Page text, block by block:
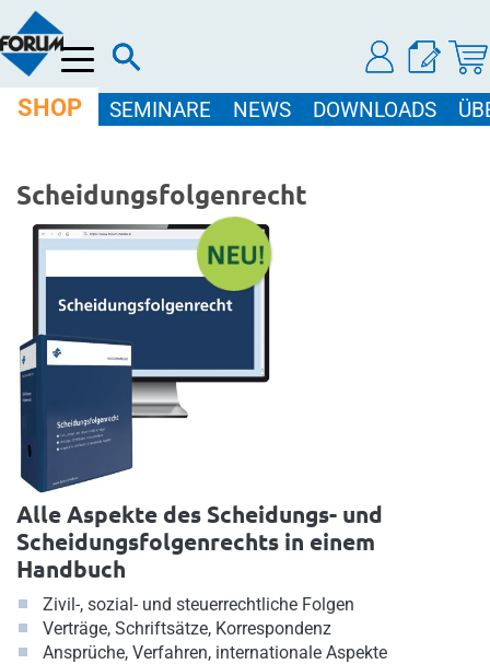
Menü
SHOP SEMINARE NEWS DOWNLOADS
Scheidungsfolgenrecht
Alle Aspekte des Scheidungs- und
Scheidungsfolgenrechts in einem
Handbuch
Zivil-, sozial- und steuerrechtliche Folgen
Verträge, Schriftsätze, Korrespondenz
Ansprüche, Verfahren, internationale Aspekte